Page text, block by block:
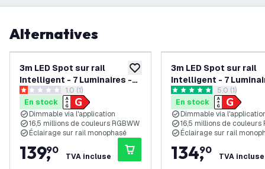
Alternatives
ajouter à la liste de souhaits
3m LED Spot sur rail
Intelligent - 7 Luminaires -
4.9W - RGB+CCT -
Dimmable - Rail Monophasé
- Noir
ouvrir le tiroir des avis
1 étoiles de notation
1.0 (1)
En stock
Dimmable via l'application
16,5 millions de couleurs RGBWW
Éclairage sur rail monophasé
139,
90
TVA incluse
3m LED Spot sur rail
Intelligent - 7
4.9W - RGB+CCT -
Dimmable - Rail
- Blanc
ouvrir le tiroir
5 étoiles de notation
5.0 (1)
En stock
Dimmable via
16,5 millions de couleurs
Éclairage sur rail
134,
90
TVA incluse